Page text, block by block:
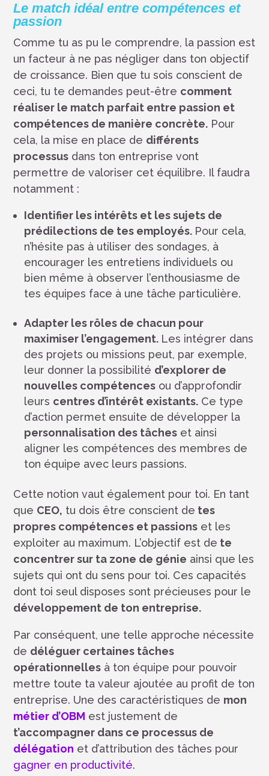
Le match idéal entre compétences et
passion
Comme tu as pu le comprendre, la passion est
un facteur à ne pas négliger dans ton objectif
de croissance. Bien que tu sois conscient de
ceci, tu te demandes peut-être comment
réaliser le match parfait entre passion et
compétences de manière concrète. Pour
cela, la mise en place de différents
processus dans ton entreprise vont
permettre de valoriser cet équilibre. Il faudra
notamment :
Identifier les intérêts et les sujets de
prédilections de tes employés. Pour cela,
n’hésite pas à utiliser des sondages, à
encourager les entretiens individuels ou
bien même à observer l’enthousiasme de
tes équipes face à une tâche particulière.
Adapter les rôles de chacun pour
maximiser l’engagement. Les intégrer dans
des projets ou missions peut, par exemple,
leur donner la possibilité d’explorer de
nouvelles compétences ou d’approfondir
leurs centres d’intérêt existants. Ce type
d’action permet ensuite de développer la
personnalisation des tâches et ainsi
aligner les compétences des membres de
ton équipe avec leurs passions.
Cette notion vaut également pour toi. En tant
que CEO, tu dois être conscient de tes
propres compétences et passions et les
exploiter au maximum. L’objectif est de te
concentrer sur ta zone de génie ainsi que les
sujets qui ont du sens pour toi. Ces capacités
dont toi seul disposes sont précieuses pour le
développement de ton entreprise.
Par conséquent, une telle approche nécessite
de déléguer certaines tâches
opérationnelles à ton équipe pour pouvoir
mettre toute ta valeur ajoutée au profit de ton
entreprise. Une des caractéristiques de mon
métier d’OBM est justement de
t’accompagner dans ce processus de
délégation et d’attribution des tâches pour
gagner en productivité.